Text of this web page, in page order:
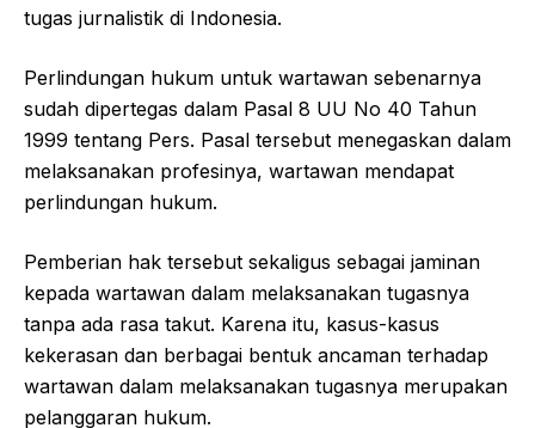
tugas jurnalistik di Indonesia.
Perlindungan hukum untuk wartawan sebenarnya
sudah dipertegas dalam Pasal 8 UU No 40 Tahun
1999 tentang Pers. Pasal tersebut menegaskan dalam
melaksanakan profesinya, wartawan mendapat
perlindungan hukum.
Pemberian hak tersebut sekaligus sebagai jaminan
kepada wartawan dalam melaksanakan tugasnya
tanpa ada rasa takut. Karena itu, kasus-kasus
kekerasan dan berbagai bentuk ancaman terhadap
wartawan dalam melaksanakan tugasnya merupakan
pelanggaran hukum.